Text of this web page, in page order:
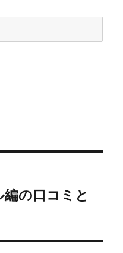
の口コミと